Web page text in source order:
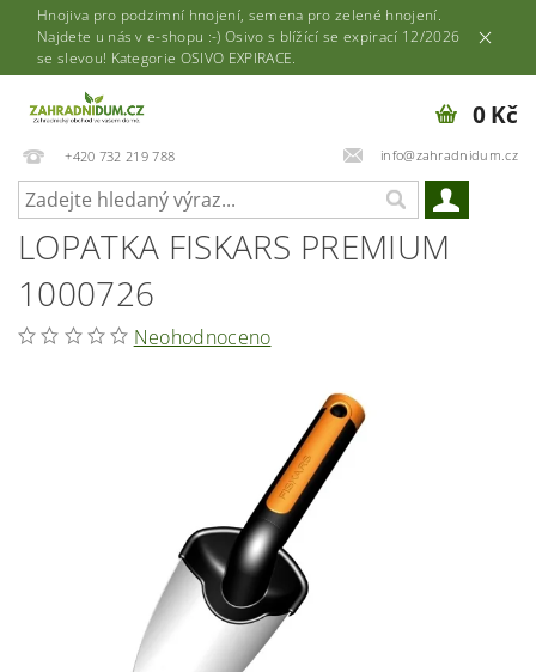
Hnojiva pro podzimní hnojení, semena pro zelené hnojení.
Najdete u nás v e-shopu :-) Osivo s blížící se expirací 12/2026
se slevou! Kategorie OSIVO EXPIRACE.
+420 732 219 788 info@zahradnidum.cz
0 Kč
LOPATKA FISKARS PREMIUM
1000726
Neohodnoceno